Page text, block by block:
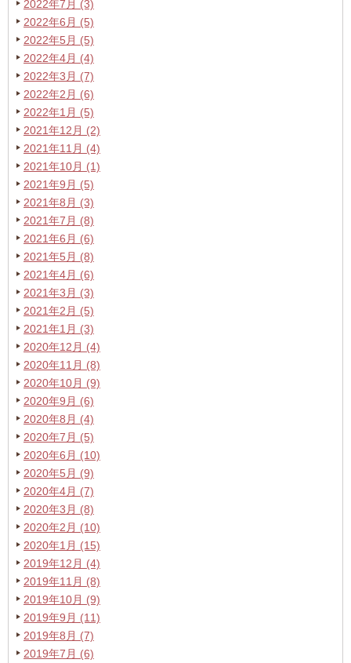
2022年7月 (3)
2022年6月 (5)
2022年5月 (5)
2022年4月 (4)
2022年3月 (7)
2022年2月 (6)
2022年1月 (5)
2021年12月 (2)
2021年11月 (4)
2021年10月 (1)
2021年9月 (5)
2021年8月 (3)
2021年7月 (8)
2021年6月 (6)
2021年5月 (8)
2021年4月 (6)
2021年3月 (3)
2021年2月 (5)
2021年1月 (3)
2020年12月 (4)
2020年11月 (8)
2020年10月 (9)
2020年9月 (6)
2020年8月 (4)
2020年7月 (5)
2020年6月 (10)
2020年5月 (9)
2020年4月 (7)
2020年3月 (8)
2020年2月 (10)
2020年1月 (15)
2019年12月 (4)
2019年11月 (8)
2019年10月 (9)
2019年9月 (11)
2019年8月 (7)
2019年7月 (6)